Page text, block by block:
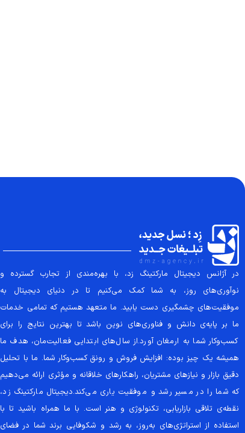
در آژانس دیجیتال مارکتینگ زد، با بهره‌مندی از تجارب گسترده و
نوآوری‌های روز، به شما کمک می‌کنیم تا در دنیای دیجیتال به
موفقیت‌های چشمگیری دست یابید. ما متعهد هستیم که تمامی خدمات
ما بر پایه‌ی دانش و فناوری‌های نوین باشد تا بهترین نتایج را برای
کسب‌وکار شما به ارمغان آورد.از سال‌های ابتدایی فعالیت‌مان، هدف ما
همیشه یک چیز بوده: افزایش فروش و رونق کسب‌وکار شما. ما با تحلیل
دقیق بازار و نیازهای مشتریان، راهکارهای خلاقانه و مؤثری ارائه می‌دهیم
که شما را در مسیر رشد و موفقیت یاری می‌کند.دیجیتال مارکتینگ زد،
نقطه‌ی تلاقی بازاریابی، تکنولوژی و هنر است. با ما همراه باشید تا با
استفاده از استراتژی‌های به‌روز، به رشد و شکوفایی برند شما در فضای